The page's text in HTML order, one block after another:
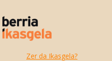
Zer da Ikasgela?